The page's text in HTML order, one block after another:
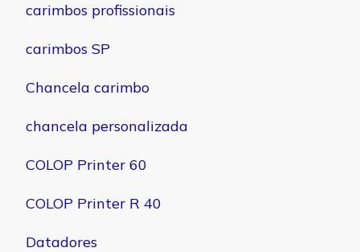
carimbos profissionais
carimbos SP
Chancela carimbo
chancela personalizada
COLOP Printer 60
COLOP Printer R 40
Datadores